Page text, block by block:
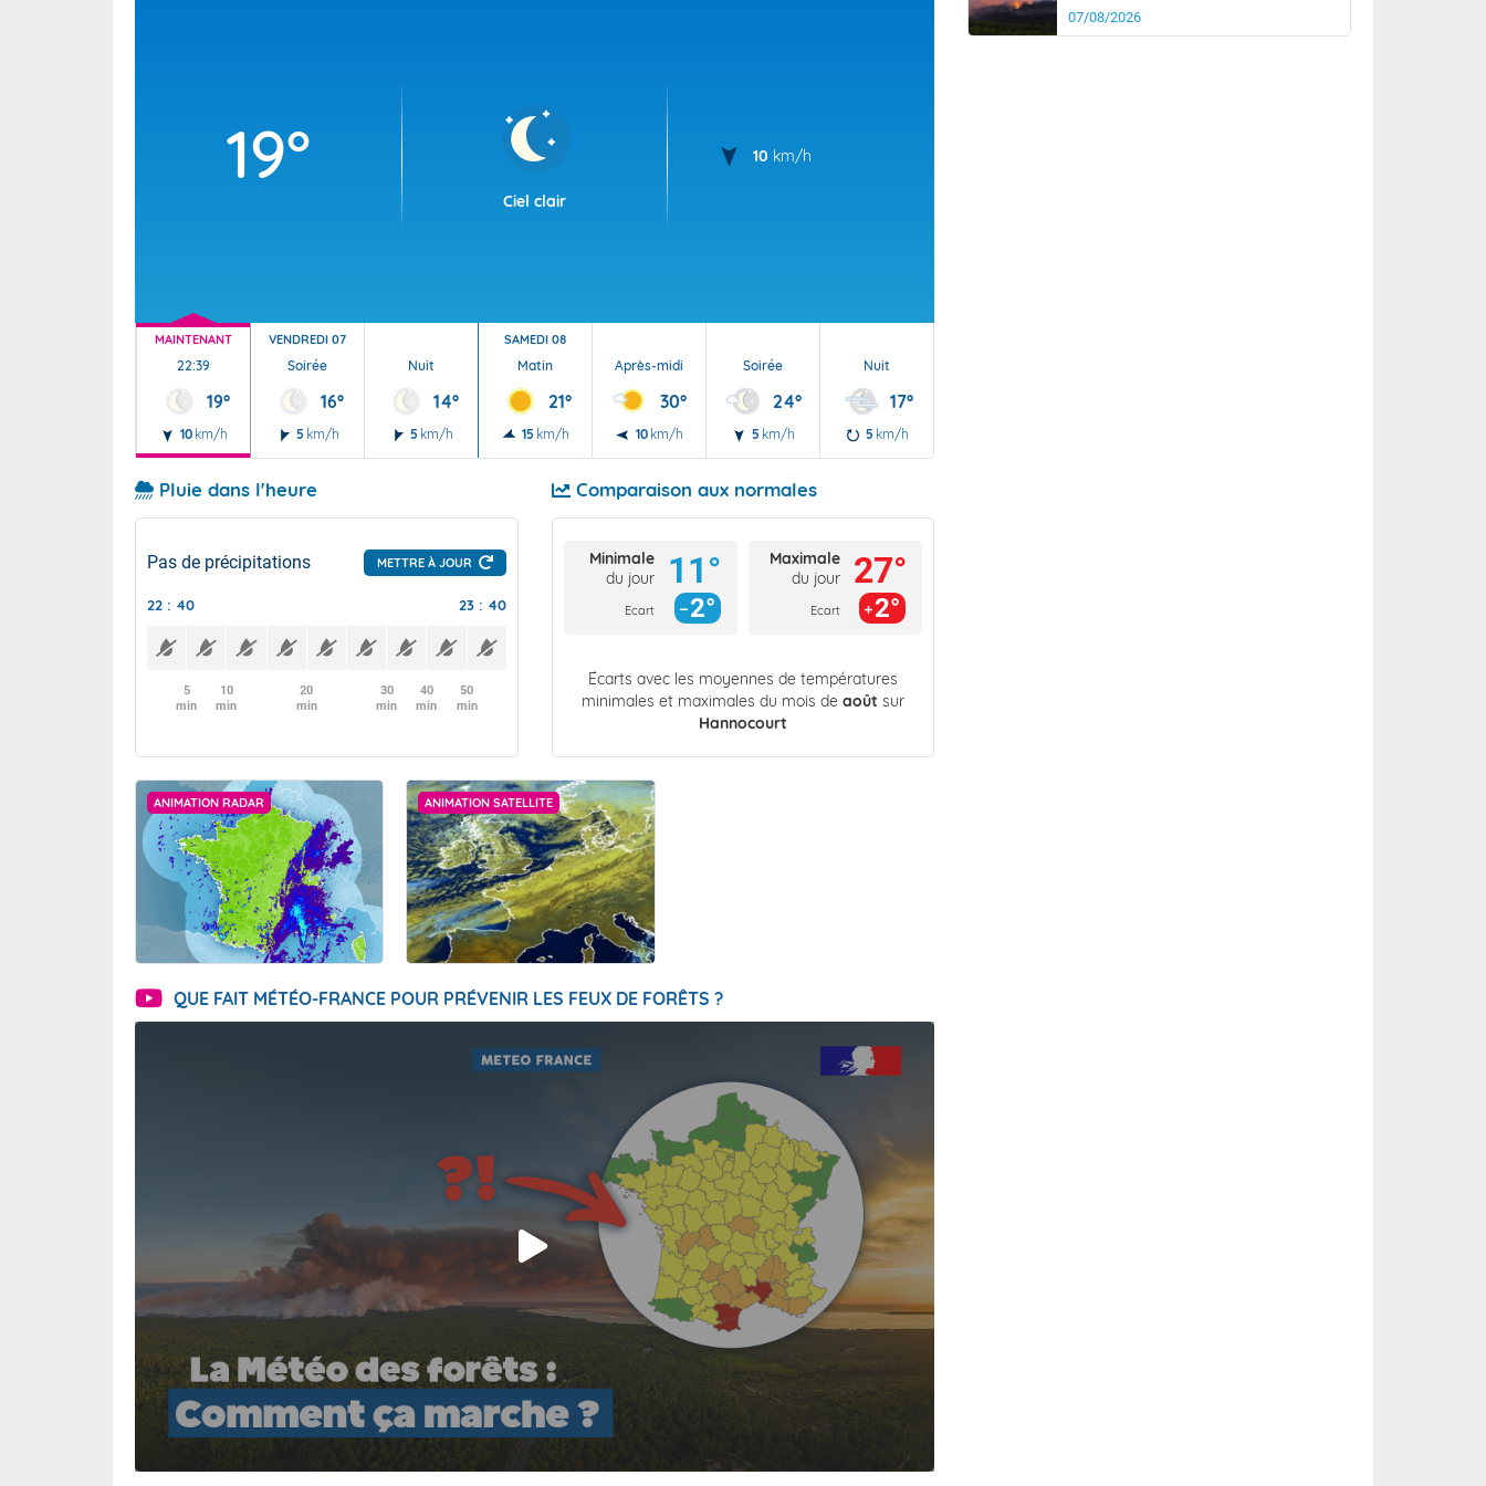
19°
Ciel clair
10 km/h
MAINTENANT
22:39
19°
10 km/h
VENDREDI 07
Soirée
16°
5 km/h
Nuit
14°
5 km/h
SAMEDI 08
Matin
21°
15 km/h
Après-midi
30°
10 km/h
Soirée
24°
5 km/h
Nuit
17°
5 km/h
Pluie dans l'heure
Pas de précipitations METTRE À JOUR
22 : 40 23 : 40
5
min
10
min
20
min
30
min
40
min
50
min
Comparaison aux normales
Minimale
du jour
Ecart
11°
2°
Maximale
du jour
Ecart
27°
2°
Écarts avec les moyennes de températures
minimales et maximales du mois de août sur
Hannocourt
ANIMATION RADAR ANIMATION SATELLITE
QUE FAIT MÉTÉO-FRANCE POUR PRÉVENIR LES FEUX DE FORÊTS ?
07/08/2026